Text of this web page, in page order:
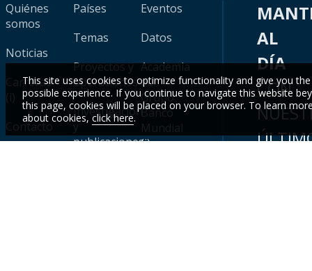
Quiénes
somos
Noticias
Carreras
(i)
Contacto
Países
Temas
Proyectos y
operaciones
Investigación
y
publicaciones
Eventos
Datos
Academia
del
Grupo
Banco
Mundial
(i)
AL
DÍA
CON
This site uses cookies to optimize functionality and give you
possible experience. If you continue to navigate this website
this page, cookies will be placed on your browser. To learn
about cookies,click here.